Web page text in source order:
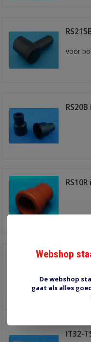
voor
IT35
IT32-
Webshop
De webshop
gaat als alles